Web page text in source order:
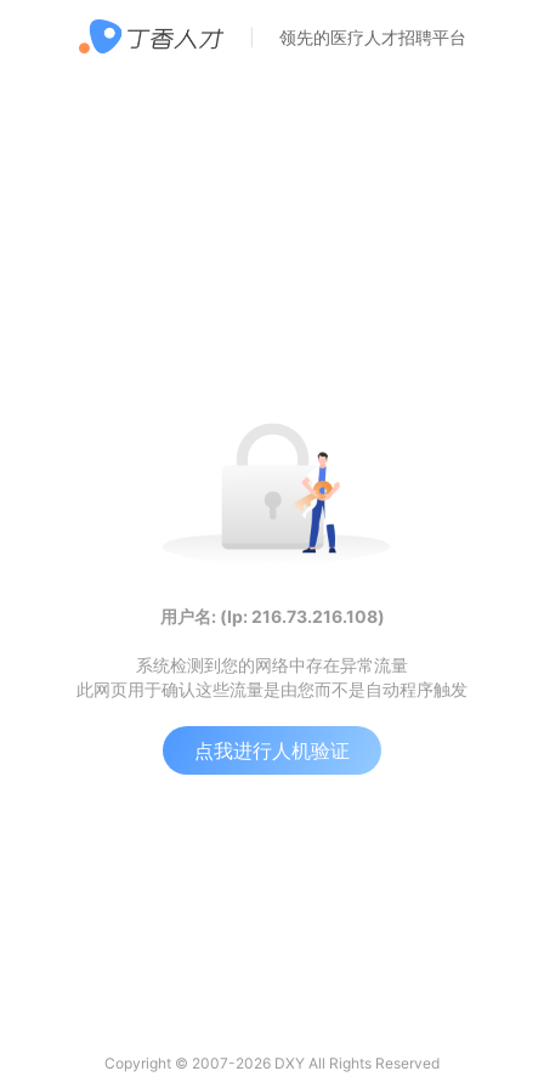
领先的医疗人才招聘平台
用户名: (Ip: 216.73.216.108)
系统检测到您的网络中存在异常流量
此网页用于确认这些流量是由您而不是自动程序触发
点我进行人机验证
Copyright © 2007-2026 DXY All Rights Reserved